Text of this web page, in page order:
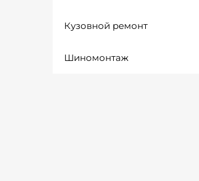
Кузовной ремонт
Шиномонтаж